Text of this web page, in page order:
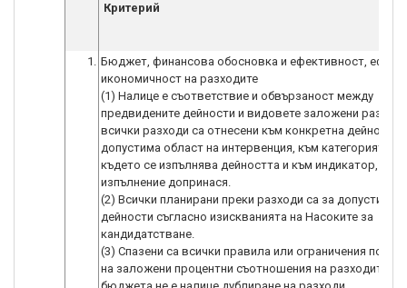
Критерий
1. Бюджет, финансова обосновка и ефективност,
икономичност на разходите
(1) Налице е съответствие и обвързаност между
предвидените дейности и видовете заложени
всички разходи са отнесени към конкретна дейност,
допустима област на интервенция, към категорията
където се изпълнява дейността и към индикатор, за
изпълнение допринася.
(2) Всички планирани преки разходи са за допустими
дейности съгласно изискванията на Насоките за
кандидатстване.
(3) Спазени са всички правила или ограничения по
на заложени процентни съотношения на разходите и в